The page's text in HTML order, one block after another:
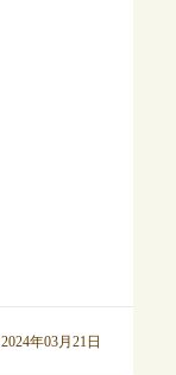
2024年03月21日